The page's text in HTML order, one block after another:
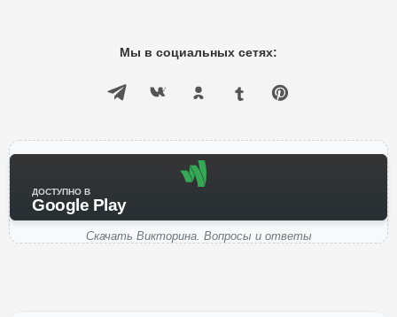
Мы в социальных сетях:
ДОСТУПНО В
Google Play
Скачать Викторина. Вопросы и ответы